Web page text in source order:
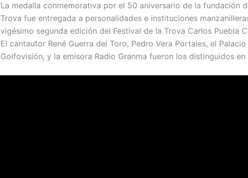
La medalla conmemorativa por el 50 aniversario de la fundación
Trova fue entregada a personalidades e instituciones
vigésimo segunda edición del Festival de la Trova Carlos Puebla
El cantautor René Guerra del Toro, Pedro Vera Portales, el
Golfovisión, y la emisora Radio Granma fueron los distinguidos en